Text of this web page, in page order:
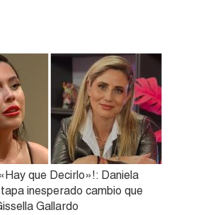
que Decirlo»!: Daniela
inesperado cambio que
Gallardo